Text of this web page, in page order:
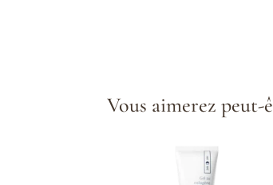
Vous aimerez peut-